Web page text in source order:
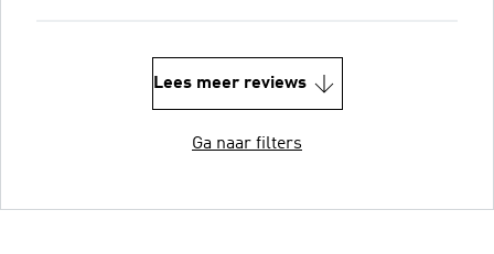
Lees meer reviews
Ga naar filters